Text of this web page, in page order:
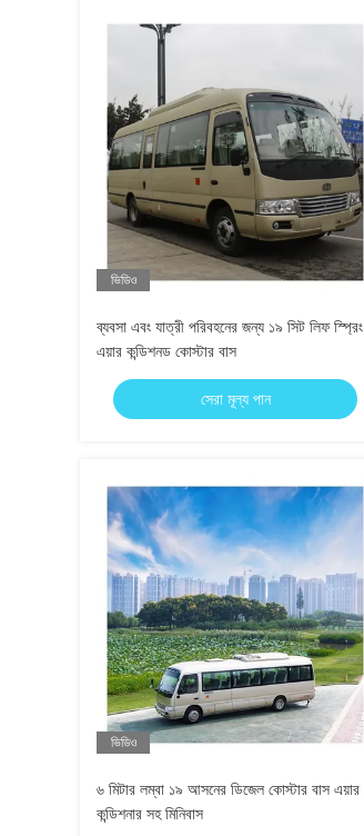
ভিডিও
ব্যবসা এবং যাত্রী পরিবহনের জন্য ১৯ সিট লিফ স্প্রিং
এয়ার কন্ডিশনড কোস্টার বাস
সেরা মূল্য পান
ভিডিও
৬ মিটার লম্বা ১৯ আসনের ডিজেল কোস্টার বাস এয়ার
কন্ডিশনার সহ মিনিবাস